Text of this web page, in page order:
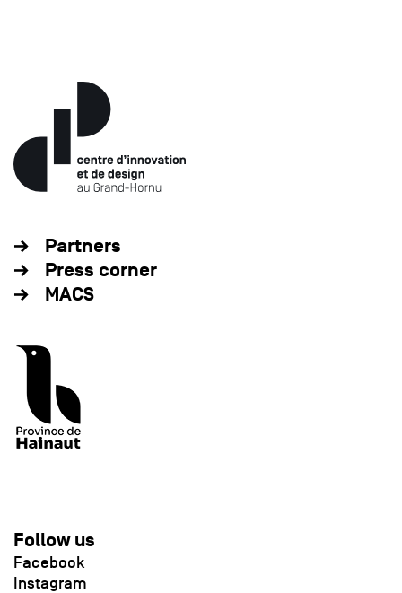
Partners
Press corner
MACS
Follow us
Facebook
Instagram